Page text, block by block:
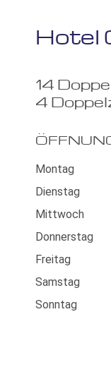
Hotel
14
4
Montag
Dienstag
Mittwoch
Donnerstag
Freitag
Samstag
Sonntag